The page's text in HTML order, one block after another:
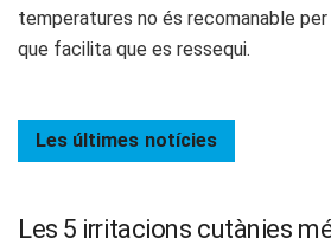
temperatures no és recomanable
que facilita que es ressequi.
Les últimes notícies
Les 5 irritacions cutànies